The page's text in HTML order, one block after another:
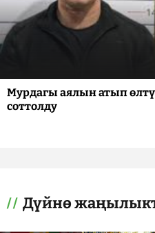
Мурдагы аялын атып
соттолду
Дүйнө